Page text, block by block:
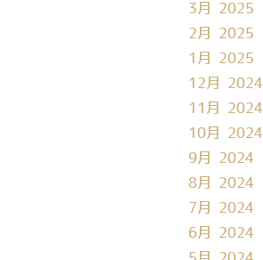
3月 2025
2月 2025
1月 2025
12月 2024
11月 2024
10月 2024
9月 2024
8月 2024
7月 2024
6月 2024